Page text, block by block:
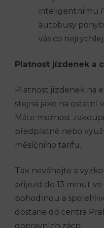
inteligentnímu
autobusy​
‍vás co
Platnost jízdenek a
Platnost jízdenek na
stejná jako ‌na ostatní
Máte možnost
předplatné nebo
měsíčního tarifu.
Tak neváhejte a
příjezd do 13 minut
pohodlnou‍ a
dostane do centra
‌dopravních zácp.